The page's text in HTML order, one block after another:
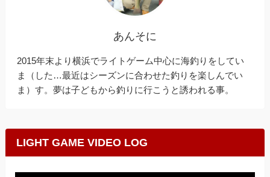
あんそに
2015年末より横浜でライトゲーム中心に海釣りをしてい
ま（した…最近はシーズンに合わせた釣りを楽しんでい
ま）す。夢は子どもから釣りに行こうと誘われる事。
LIGHT GAME VIDEO LOG